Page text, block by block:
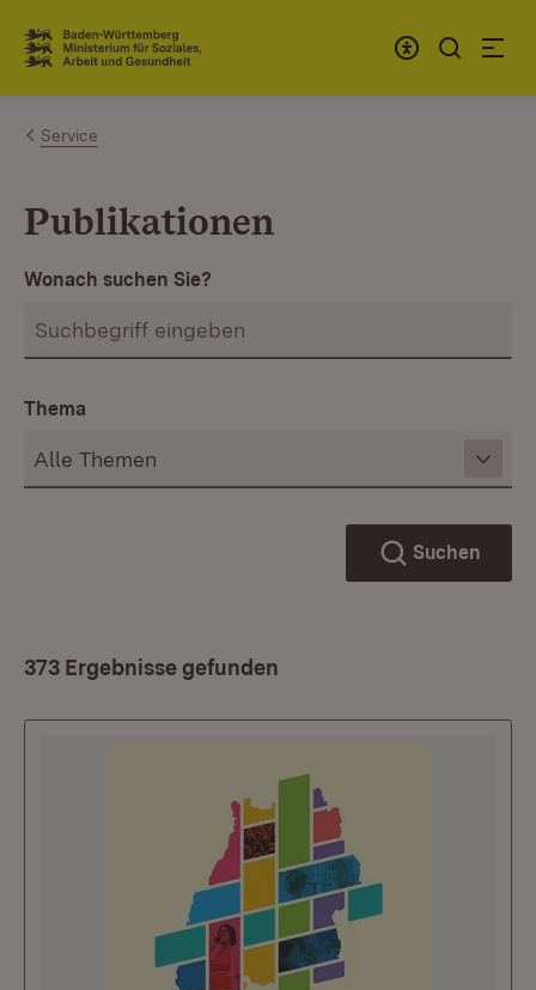
Zum Inhalt springen
Link zur Startseite
Service
Publikationen
Wonach suchen Sie?
Thema
Suchen
373 Ergebnisse gefunden